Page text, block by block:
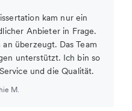
kam nur ein
Anbieter in Frage.
überzeugt. Das Team
unterstützt. Ich bin so
und die Qualität.
M.